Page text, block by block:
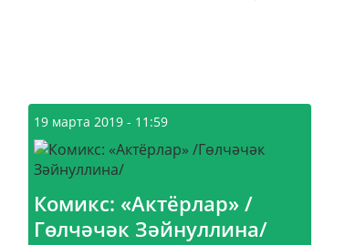
19 марта 2019 - 11:59
Комикс: «Актёрлар» /
Гөлчәчәк Зәйнуллина/